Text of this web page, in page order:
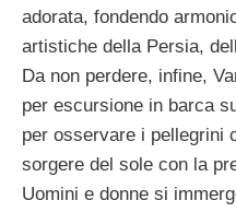
adorata, fondendo
artistiche della Persia,
Da non perdere, infine,
per escursione in barca
per osservare i pellegrini
sorgere del sole con la
Uomini e donne si